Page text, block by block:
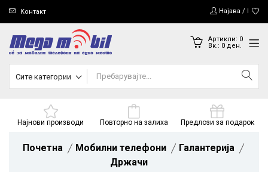
Контакт Најава /
Артикли: 0
Вк.: 0ден.
Сите категории
Најнови производи Повторно на залиха Предлози за подарок
Почетна Мобилни телефони
Галантерија
Држачи